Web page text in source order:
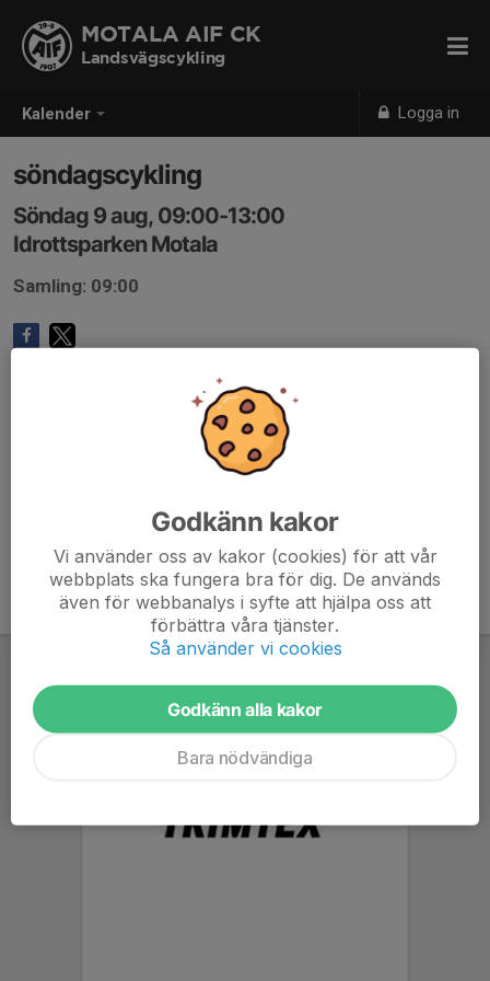
Kalender Logga in
MOTALA AIF CK
Landsvägscykling
söndagscykling
Söndag 9 aug, 09:00-13:00
Idrottsparken Motala
Samling: 09:00
Anmälan är öppen för gruppens medlemmar.
Godkänn kakor
Vi använder oss av kakor (cookies) för att vår
webbplats ska fungera bra för dig. De används
även för webbanalys i syfte att hjälpa oss att
förbättra våra tjänster.
Så använder vi cookies
Godkänn alla kakor
Bara nödvändiga